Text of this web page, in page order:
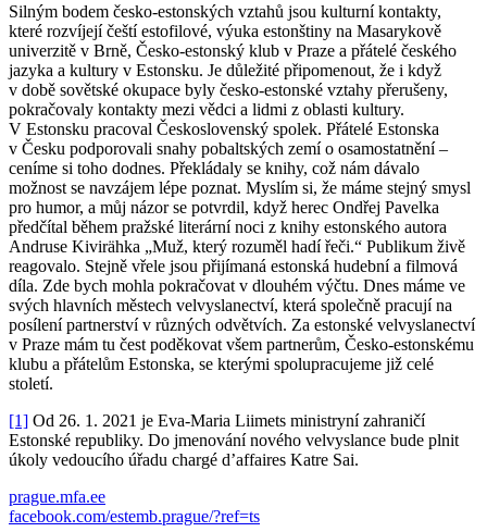
Silným bodem česko-estonských vztahů jsou kulturní kontakty,
které rozvíjejí čeští estofilové, výuka estonštiny na Masarykově
univerzitě v Brně, Česko-estonský klub v Praze a přátelé českého
jazyka a kultury v Estonsku. Je důležité připomenout, že i když
v době sovětské okupace byly česko-estonské vztahy přerušeny,
pokračovaly kontakty mezi vědci a lidmi z oblasti kultury.
V Estonsku pracoval Československý spolek. Přátelé Estonska
v Česku podporovali snahy pobaltských zemí o osamostatnění –
ceníme si toho dodnes. Překládaly se knihy, což nám dávalo
možnost se navzájem lépe poznat. Myslím si, že máme stejný smysl
pro humor, a můj názor se potvrdil, když herec Ondřej Pavelka
předčítal během pražské literární noci z knihy estonského autora
Andruse Kivirähka „Muž, který rozuměl hadí řeči.“ Publikum živě
reagovalo. Stejně vřele jsou přijímaná estonská hudební a filmová
díla. Zde bych mohla pokračovat v dlouhém výčtu. Dnes máme ve
svých hlavních městech velvyslanectví, která společně pracují na
posílení partnerství v různých odvětvích. Za estonské velvyslanectví
v Praze mám tu čest poděkovat všem partnerům, Česko-estonskému
klubu a přátelům Estonska, se kterými spolupracujeme již celé
století.
[1] Od 26. 1. 2021 je Eva-Maria Liimets ministryní zahraničí
Estonské republiky. Do jmenování nového velvyslance bude plnit
úkoly vedoucího úřadu chargé d’affaires Katre Sai.
prague.mfa.ee
facebook.com/estemb.prague/?ref=ts